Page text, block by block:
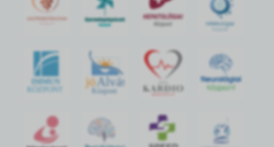
IMMUN
KÖZPONT
jó Alvás
Központ